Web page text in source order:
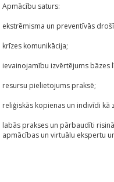
Apmācību saturs:
ekstrēmisma un preventīvās
krīzes komunikācija;
ievainojamību izvērtējums bāzes
resursu pielietojums praksē;
reliģiskās kopienas un indivīdi
labās prakses un pārbaudīti
apmācības un virtuālu ekspertu